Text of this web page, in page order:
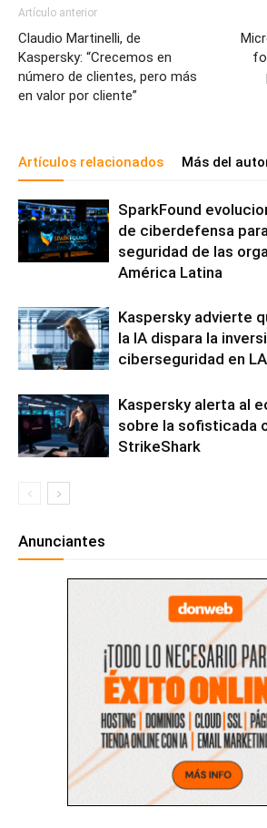
Artículo anterior
Claudio Martinelli, de
Kaspersky: “Crecemos en
número de clientes, pero más
en valor por cliente”
Artículos relacionados Más del
SparkFound
de ciberdefensa
seguridad de las
América Latina
Kaspersky advierte
la IA dispara la
ciberseguridad en
Kaspersky alerta al
sobre la sofisticada
StrikeShark
Anunciantes